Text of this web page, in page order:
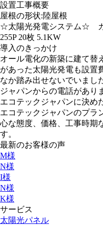
設置工事概要
屋根の形状:陸屋根
☆太陽光発電システム☆
255P 20枚 5.1KW
導入のきっかけ
オール電化の新築に建て替
があった太陽光発電も設置
なか踏み出せないでいまし
ジャパンからの電話があり
エコテックジャパンに決め
エコテックジャパンのプラ
心な態度、価格、工事時期
す。
最新のお客様の声
M様
N様
I様
N様
K様
サービス
太陽光パネル